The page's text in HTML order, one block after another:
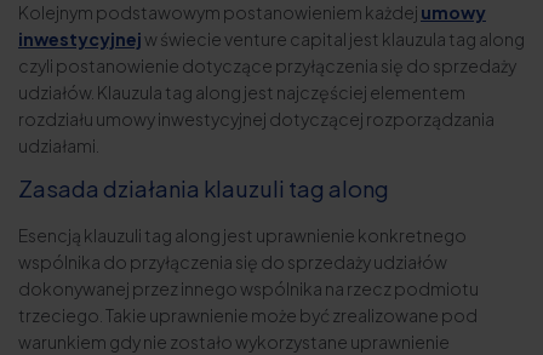
Kolejnym podstawowym postanowieniem każdej umowy
inwestycyjnejw świecie venture capital jest klauzula tag along
czyli postanowienie dotyczące przyłączenia się do sprzedaży
udziałów. Klauzula tag along jest najczęściej elementem
rozdziału umowy inwestycyjnej dotyczącej rozporządzania
udziałami.
Zasada działania klauzuli tag along
Esencją klauzuli tag along jest uprawnienie konkretnego
wspólnika do przyłączenia się do sprzedaży udziałów
dokonywanej przez innego wspólnika na rzecz podmiotu
trzeciego. Takie uprawnienie może być zrealizowane pod
warunkiem gdy nie zostało wykorzystane uprawnienie